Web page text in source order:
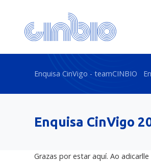
Enquisa CinVigo - teamCINBIO
Enquisa CinVigo
Grazas por estar aquí. Ao